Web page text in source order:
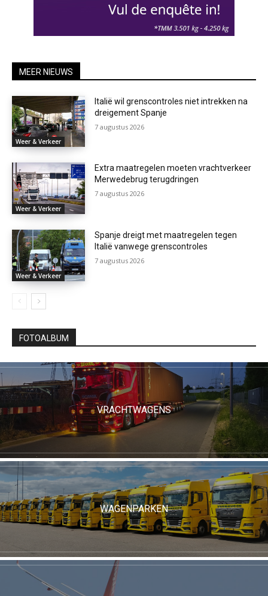
MEER NIEUWS
Weer & Verkeer
Italië wil grenscontroles niet intrekken na
dreigement Spanje
7 augustus 2026
Weer & Verkeer
Extra maatregelen moeten vrachtverkeer
Merwedebrug terugdringen
7 augustus 2026
Weer & Verkeer
Spanje dreigt met maatregelen tegen
Italië vanwege grenscontroles
7 augustus 2026
FOTOALBUM
VRACHTWAGENS
WAGENPARKEN